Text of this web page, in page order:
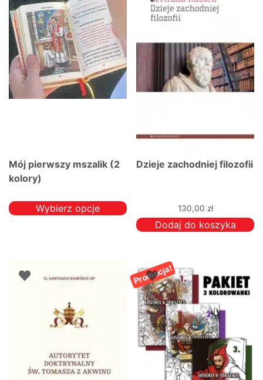
Mój pierwszy mszalik (2
kolory)
Wybierz opcje
wariantów.
produktu
Dzieje zachodniej filozofii
130,00 zł
Dodaj do koszyka
Promocja!